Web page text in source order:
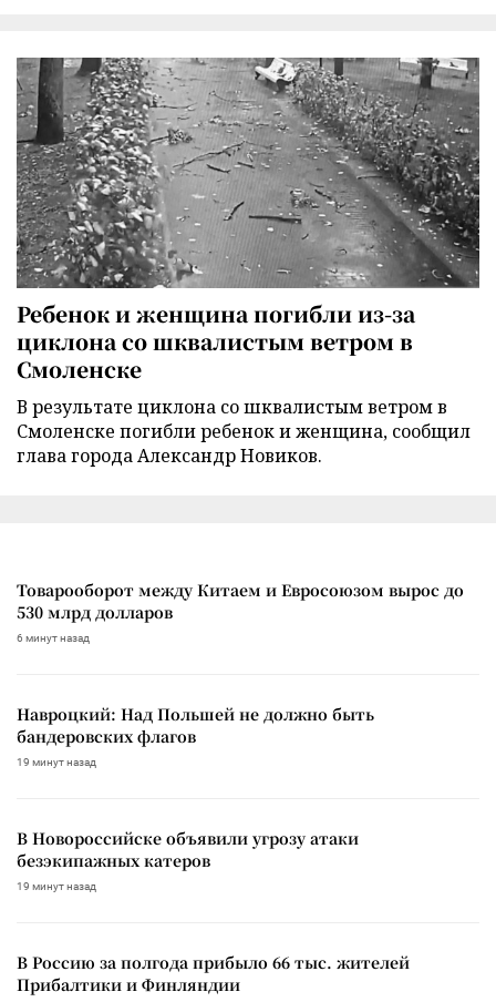
Ребенок и женщина погибли из-за
циклона со шквалистым ветром в
Смоленске
В результате циклона со шквалистым ветром в
Смоленске погибли ребенок и женщина, сообщил
глава города Александр Новиков.
Товарооборот между Китаем и Евросоюзом вырос до
530 млрд долларов
6 минут назад
Навроцкий: Над Польшей не должно быть
бандеровских флагов
19 минут назад
В Новороссийске объявили угрозу атаки
безэкипажных катеров
19 минут назад
В Россию за полгода прибыло 66 тыс. жителей
Прибалтики и Финляндии